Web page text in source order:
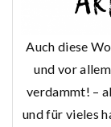
Auch diese
und vor
verdammt! –
und für vieles